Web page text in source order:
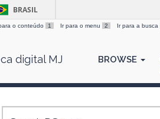
BRASIL
o conteúdo 1 Ir para o menu 2 Ir para a busca
digital MJ BROWSE